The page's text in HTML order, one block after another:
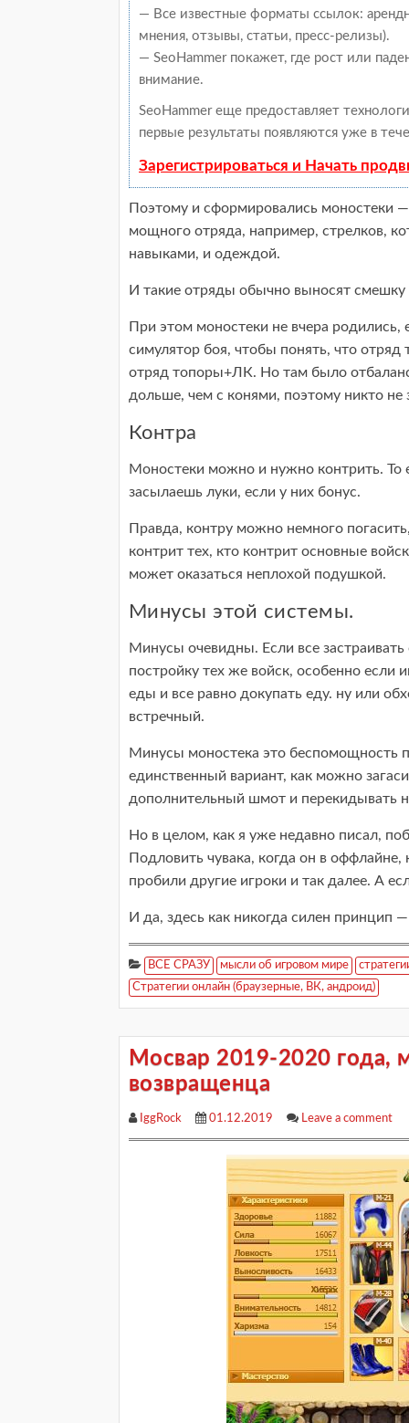
— Все известные форматы ссылок:
мнения, отзывы, статьи, пресс-релизы).
— SeoHammer покажет, где рост или
внимание.
SeoHammer еще предоставляет
первые результаты появляются уже в
Зарегистрироваться и Начать
Поэтому и сформировались моностеки —
мощного отряда, например, стрелков,
навыками, и одеждой.
И такие отряды обычно выносят смешку
При этом моностеки не вчера
симулятор боя, чтобы понять, что
отряд топоры+ЛК. Но там было
дольше, чем с конями, поэтому никто не
Контра
Моностеки можно и нужно контрить. То
засылаешь луки, если у них бонус.
Правда, контру можно немного
контрит тех, кто контрит основные
может оказаться неплохой подушкой.
Минусы этой системы.
Минусы очевидны. Если все
постройку тех же войск, особенно если
еды и все равно докупать еду. ну или
встречный.
Минусы моностека это беспомощность
единственный вариант, как можно
дополнительный шмот и перекидывать
Но в целом, как я уже недавно писал,
Подловить чувака, когда он в оффлайне,
пробили другие игроки и так далее. А
И да, здесь как никогда силен принцип
ВСЕ СРАЗУ мысли об игровом мире
Стратегии онлайн (браузерные, ВК, андроид)
Мосвар 2019-2020 года,
возвращенца
IggRock 01.12.2019 Leave a comment